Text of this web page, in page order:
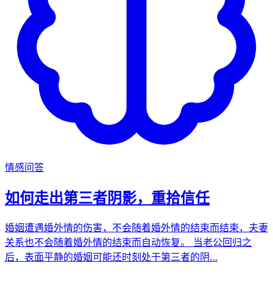
情感问答
如何走出第三者阴影，重拾信任
婚姻遭遇婚外情的伤害，不会随着婚外情的结束而结束，夫妻
关系也不会随着婚外情的结束而自动恢复。 当老公回归之
后，表面平静的婚姻可能还时刻处于第三者的阴…